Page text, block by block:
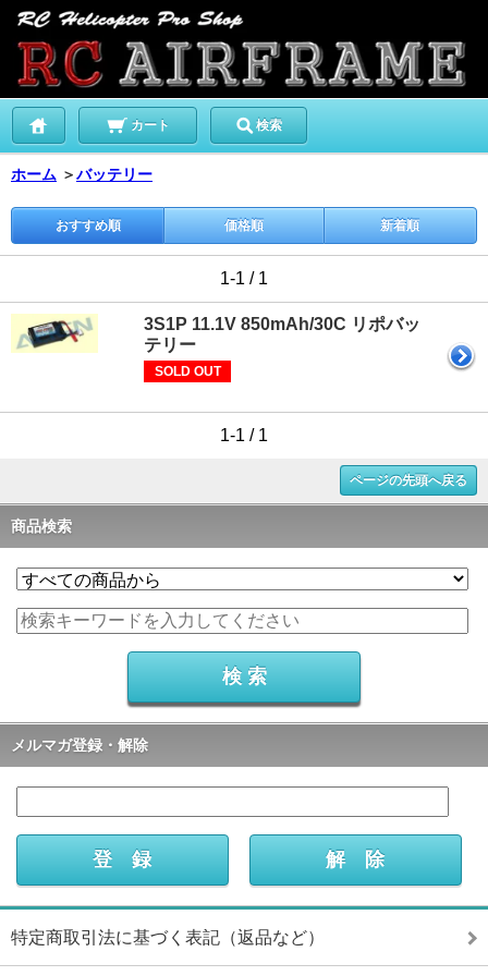
カート 検索
ホーム ＞バッテリー
おすすめ順 価格順 新着順
1-1 / 1
3S1P 11.1V 850mAh/30C リポバッ
テリー
SOLD OUT
1-1 / 1
ページの先頭へ戻る
商品検索
メルマガ登録・解除
特定商取引法に基づく表記（返品など）